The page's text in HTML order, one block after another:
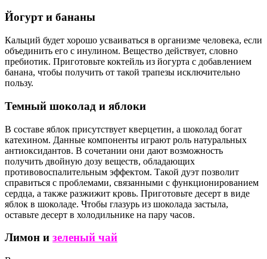
Йогурт и бананы
Кальций будет хорошо усваиваться в организме человека, если
объединить его с инулином. Вещество действует, словно
пребиотик. Приготовьте коктейль из йогурта с добавлением
банана, чтобы получить от такой трапезы исключительно
пользу.
Темный шоколад и яблоки
В составе яблок присутствует кверцетин, а шоколад богат
катехином. Данные компоненты играют роль натуральных
антиоксидантов. В сочетании они дают возможность
получить двойную дозу веществ, обладающих
противовоспалительным эффектом. Такой дуэт позволит
справиться с проблемами, связанными с функционированием
сердца, а также разжижит кровь. Приготовьте десерт в виде
яблок в шоколаде. Чтобы глазурь из шоколада застыла,
оставьте десерт в холодильнике на пару часов.
Лимон и зеленый чай